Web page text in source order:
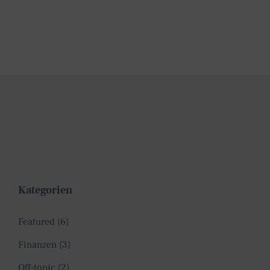
Kategorien
Featured (6)
Finanzen (3)
Off-topic (2)